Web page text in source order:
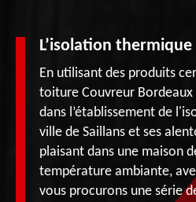
L’isolation thermique
En utilisant des produits
toiture Couvreur Bordeaux
dans l’établissement de
ville de Saillans et ses
plaisant dans une maison
température ambiante,
vous procurons une série